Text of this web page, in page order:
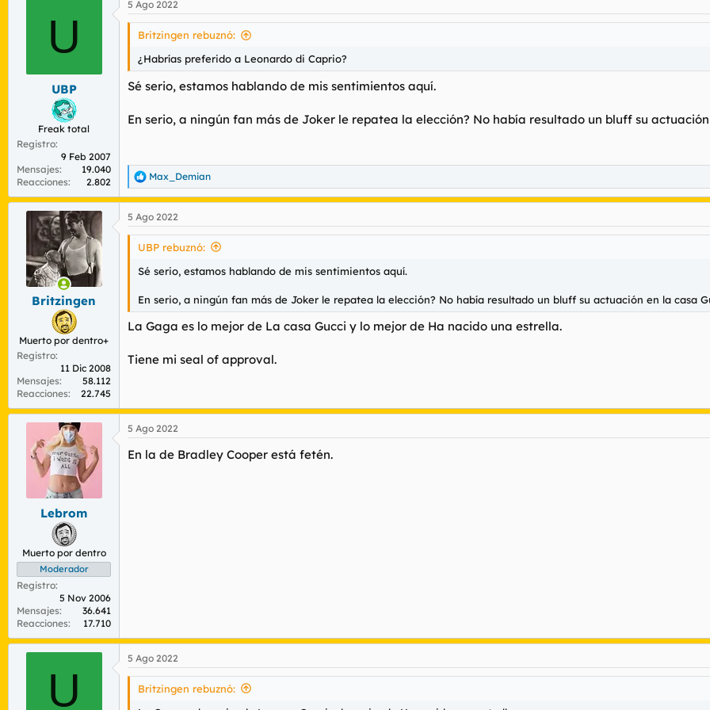
U
UBP
Freak total
Registro
9 Feb 2007
Mensajes
19.040
Reacciones
2.802
5 Ago 2022
Britzingen rebuznó:
¿Habrías preferido a Leonardo di Caprio?
Sé serio, estamos hablando de mis sentimientos aquí.
En serio, a ningún fan más de Joker le repatea la elección? No había resultado un bluff su
R
e
a
c
c
Max_Demian
Britzingen
Muerto por dentro+
Registro
11 Dic 2008
Mensajes
58.112
Reacciones
22.745
5 Ago 2022
UBP rebuznó:
Sé serio, estamos hablando de mis sentimientos aquí.
En serio, a ningún fan más de Joker le repatea la elección? No había resultado un bluff su actuación en la casa
La Gaga es lo mejor de La casa Gucci y lo mejor de Ha nacido una estrella.
Tiene mi seal of approval.
Lebrom
Muerto por dentro
Moderador
Registro
5 Nov 2006
Mensajes
36.641
Reacciones
17.710
5 Ago 2022
En la de Bradley Cooper está fetén.
U
5 Ago 2022
Britzingen rebuznó: